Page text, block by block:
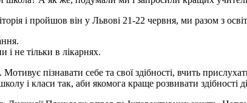
і пройшов він у Львові 21-22 червня, ми разом з
і не тільки в лікарнях.
пізнавати себе та свої здібності, вчить
і класи так, аби якомога краще розвивати здібності